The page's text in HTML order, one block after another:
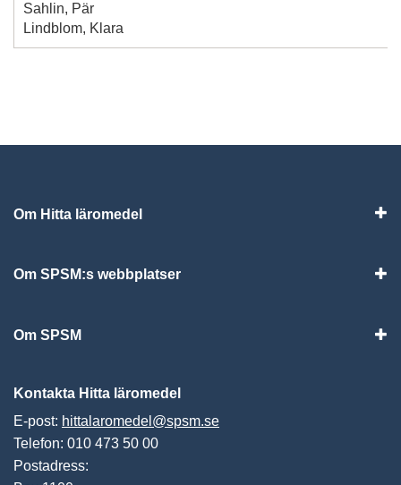
Sahlin, Pär
Lindblom, Klara
Om Hitta läromedel
Om SPSM:s webbplatser
Om SPSM
Kontakta Hitta läromedel
E-post: hittalaromedel@spsm.se
Telefon: 010 473 50 00
Postadress: